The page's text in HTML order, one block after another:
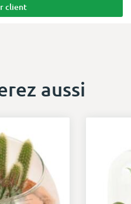
client
aussi